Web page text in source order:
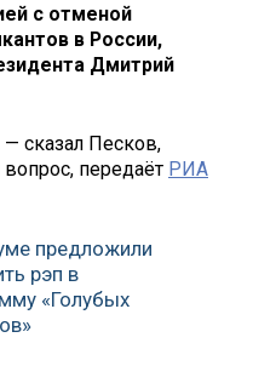
с отменой
в России,
Дмитрий
— сказал Песков,
передаёт РИА
предложили
рэп в
«Голубых